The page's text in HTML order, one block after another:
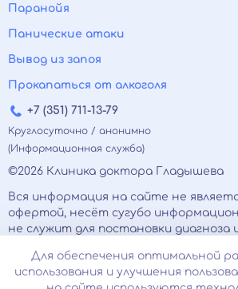
Паранойя
Панические атаки
Вывод из запоя
Прокапаться от алкоголя
+7 (351) 711-13-79
Круглосуточно / анонимно
(Информационная служба)
©2026 Клиника доктора Гладышева
Вся информация на сайте не
офертой, несёт сугубо
не служит для постановки диагноза
Есть противопоказания, необходимо
проконсультироваться с врачом.
Для обеспечения оптимальной
использования и улучшения